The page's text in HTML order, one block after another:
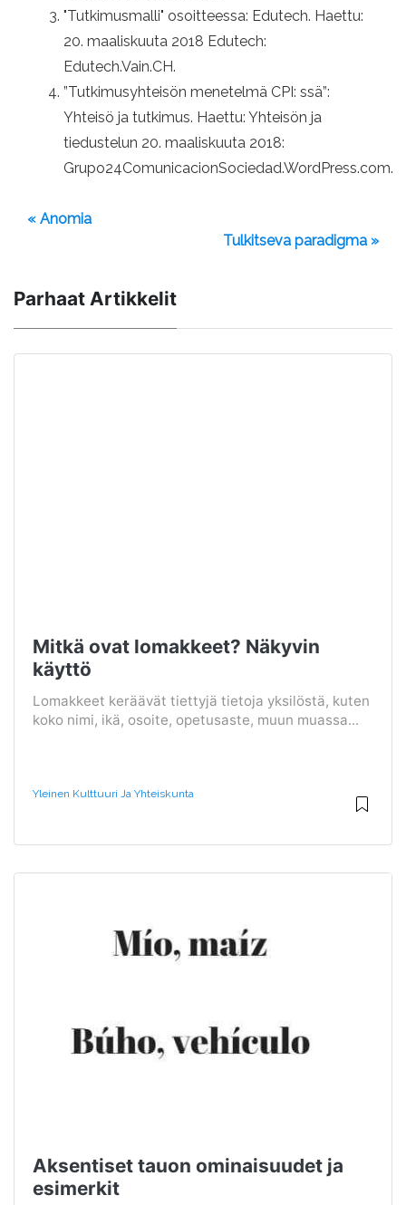
"Tutkimusmalli" osoitteessa: Edutech. Haettu:
20. maaliskuuta 2018 Edutech:
Edutech.Vain.CH.
”Tutkimusyhteisön menetelmä CPI: ssä”:
Yhteisö ja tutkimus. Haettu: Yhteisön ja
tiedustelun 20. maaliskuuta 2018:
Grupo24ComunicacionSociedad.WordPress.com.
« Anomia
Tulkitseva paradigma »
Parhaat Artikkelit
Mitkä ovat lomakkeet? Näkyvin
käyttö
Lomakkeet keräävät tiettyjä tietoja yksilöstä, kuten
koko nimi, ikä, osoite, opetusaste, muun muassa...
Yleinen Kulttuuri Ja Yhteiskunta
Aksentiset tauon ominaisuudet ja
esimerkit